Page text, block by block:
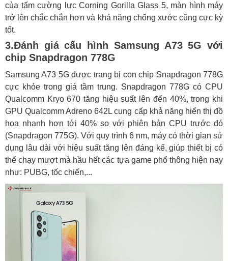
của tấm cường lực Corning Gorilla Glass 5, màn hình máy
trở lên chắc chắn hơn và khả năng chống xước cũng cực kỳ
tốt.
3.Đánh giá cấu hình Samsung A73 5G với
chip Snapdragon 778G
Samsung A73 5G được trang bị con chip Snapdragon 778G
cực khỏe trong giá tầm trung. Snapdragon 778G có CPU
Qualcomm Kryo 670 tăng hiệu suất lên đến 40%, trong khi
GPU Qualcomm Adreno 642L cung cấp khả năng hiển thị đồ
họa nhanh hơn tới 40% so với phiên bản CPU trước đó
(Snapdragon 775G). Với quy trình 6 nm, máy có thời gian sử
dụng lâu dài với hiệu suất tăng lên đáng kể, giúp thiết bị có
thể chạy mượt mà hầu hết các tựa game phổ thông hiện nay
như: PUBG, tốc chiến,...